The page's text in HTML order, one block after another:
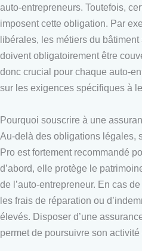
auto-entrepreneurs. Toutefois,
imposent cette obligation. Par
libérales, les métiers du
doivent obligatoirement être
donc crucial pour chaque auto-
sur les exigences spécifiques à
Pourquoi souscrire à une
Au-delà des obligations légales,
Pro est fortement recommandé
d’abord, elle protège le
de l’auto-entrepreneur. En cas
les frais de réparation ou
élevés. Disposer d’une
permet de poursuivre son activité